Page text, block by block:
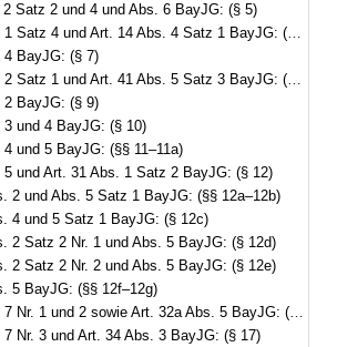
Satz 2 und 4 und Abs. 6 BayJG: (§ 5)
Satz 4 und Art. 14 Abs. 4 Satz 1 BayJG: (§ 6)
4 BayJG: (§ 7)
Satz 1 und Art. 41 Abs. 5 Satz 3 BayJG: (§ 8)
2 BayJG: (§ 9)
und 4 BayJG: (§ 10)
und 5 BayJG: (§§ 11–11a)
und Art. 31 Abs. 1 Satz 2 BayJG: (§ 12)
2 und Abs. 5 Satz 1 BayJG: (§§ 12a–12b)
4 und 5 Satz 1 BayJG: (§ 12c)
2 Satz 2 Nr. 1 und Abs. 5 BayJG: (§ 12d)
2 Satz 2 Nr. 2 und Abs. 5 BayJG: (§ 12e)
5 BayJG: (§§ 12f–12g)
1 und 2 sowie Art. 32a Abs. 5 BayJG: (§§ 13–16)
Nr. 3 und Art. 34 Abs. 3 BayJG: (§ 17)